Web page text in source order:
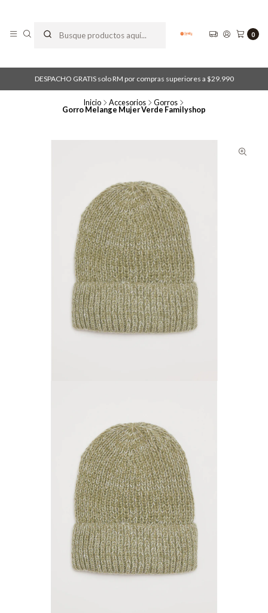
0
DESPACHO GRATIS solo RM por compras superiores a $29.990
Inicio Accesorios Gorros
Gorro Melange Mujer Verde Familyshop